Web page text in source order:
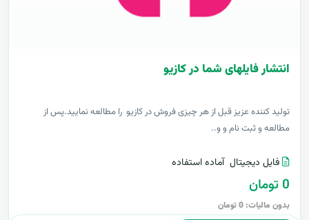
انتشار فایلهای شما در کازیو
توليد کننده عزيز قبل از هر چیزی فروش در کازیو را مطالعه نمایید.پس از
مطالعه و ثبت نام و و..
فایل دیجیتال آماده استفاده
0 تومان
بدون مالیات: 0 تومان